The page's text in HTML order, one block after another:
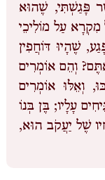
פָּגַשְׁתִּי, שֶׁהוּא
עַל מוֹלִיכֵי
שֶׁהָיוּ דּוֹחֲפִין
וְהֵם אוֹמְרִים
וְאֵלּוּ אוֹמְרִים
עָלָיו; בֶּן בְּנוֹ
שֶׁל יַעֲקֹב הוּא,